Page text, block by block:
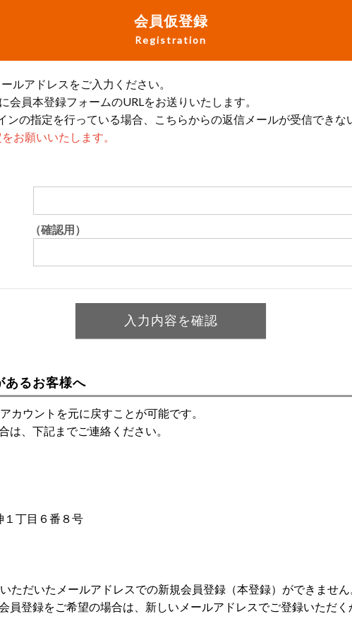
会員仮登録
Registration
ルアドレスをご入力ください。
会員本登録フォームのURLをお送りいたします。
の指定を行っている場合、こちらからの返信メールが受信できな
お願いいたします。
（確認用）
あるお客様へ
カウントを元に戻すことが可能です。
は、下記までご連絡ください。
１丁目６番８号
ただいたメールアドレスでの新規会員登録（本登録）ができません
員登録をご希望の場合は、新しいメールアドレスでご登録いただ